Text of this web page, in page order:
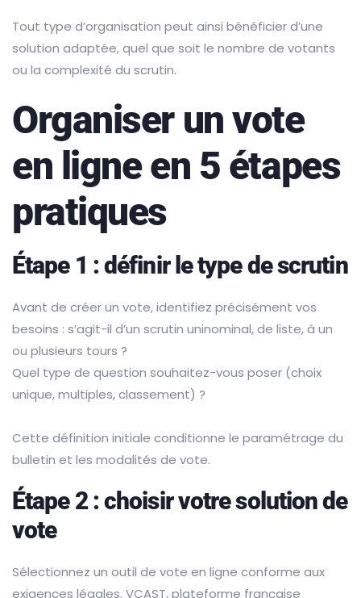
Tout type d’organisation peut ainsi bénéficier d’une
solution adaptée, quel que soit le nombre de votants
ou la complexité du scrutin.
Organiser un vote
en ligne en 5 étapes
pratiques
Étape 1 : définir le type de scrutin
Avant de créer un vote, identifiez précisément vos
besoins : s’agit-il d’un scrutin uninominal, de liste, à un
ou plusieurs tours ?
Quel type de question souhaitez-vous poser (choix
unique, multiples, classement) ?
Cette définition initiale conditionne le paramétrage du
bulletin et les modalités de vote.
Étape 2 : choisir votre solution de
vote
Sélectionnez un outil de vote en ligne conforme aux
exigences légales. VCAST, plateforme française